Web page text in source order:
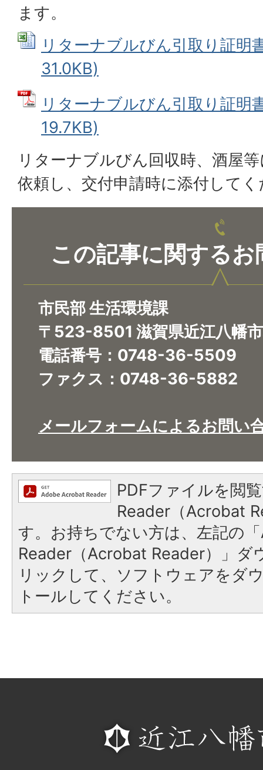
ます。
リターナブルびん引取り証明
31.0KB)
リターナブルびん引取り証明
19.7KB)
リターナブルびん回収時、酒屋
依頼し、交付申請時に添付して
この記事に関するお
市民部 生活環境課
〒523-8501 滋賀県近江八幡
電話番号：0748-36-5509
ファクス：0748-36-5882
メールフォームによるお問い
PDFファイルを閲
Reader（Acrobat
す。お持ちでない方は、左記の
Reader（Acrobat Reader）」ダ
リックして、ソフトウェアをダ
トールしてください。